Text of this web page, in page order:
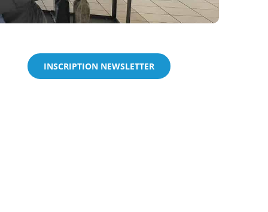
INSCRIPTION NEWSLETTER